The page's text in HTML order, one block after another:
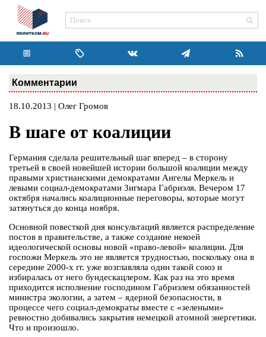
Комментарии
18.10.2013 | Олег Громов
В шаге от коалиции
Германия сделала решительный шаг вперед – в сторону
третьей в своей новейшей истории большой коалиции между
правыми христианскими демократами Ангелы Меркель и
левыми социал-демократами Зигмара Габриэля. Вечером 17
октября начались коалиционные переговоры, которые могут
затянуться до конца ноября.
Основной повесткой дня консультаций является распределение
постов в правительстве, а также создание некоей
идеологической основы новой «право-левой» коалиции. Для
госпожи Меркель это не является трудностью, поскольку она в
середине 2000-х гг. уже возглавляла один такой союз и
избиралась от него бундескацлером. Как раз на это время
приходится исполнение господином Габриэлем обязанностей
министра экологии, а затем – ядерной безопасности, в
процессе чего социал-демократы вместе с «зелеными»
ревностно добивались закрытия немецкой атомной энергетики.
Что и произошло.